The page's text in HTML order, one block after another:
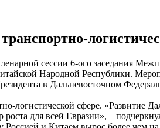
сессии 6-ого заседания
Народной Республики.
в Дальневосточном
логистической сфере. «Развитие
для всей Евразии», –